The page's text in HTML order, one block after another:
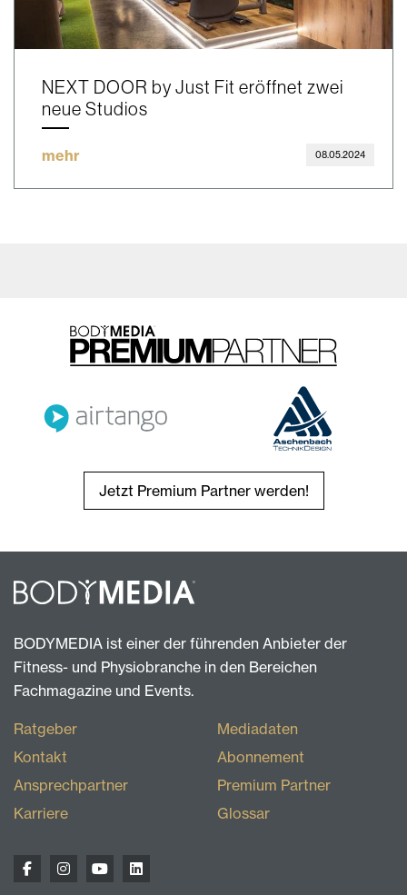
NEXT DOOR by Just Fit eröffnet zwei
neue Studios
mehr 08.05.2024
Jetzt Premium Partner werden!
BODYMEDIA ist einer der führenden Anbieter der
Fitness- und Physiobranche in den Bereichen
Fachmagazine und Events.
Ratgeber
Kontakt
Ansprechpartner
Karriere
Mediadaten
Abonnement
Premium Partner
Glossar